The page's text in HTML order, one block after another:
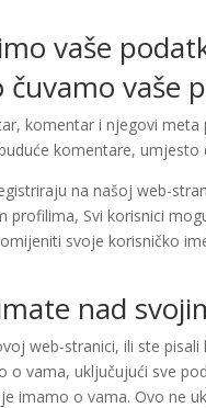
vaše
čuvamo vaše
komentar i njegovi
komentare,
na našoj web-
profilima, Svi korisnici
svoje korisničko
nad
web-stranici, ili ste
o vama, uključujući sve
imamo o vama. Ovo ne